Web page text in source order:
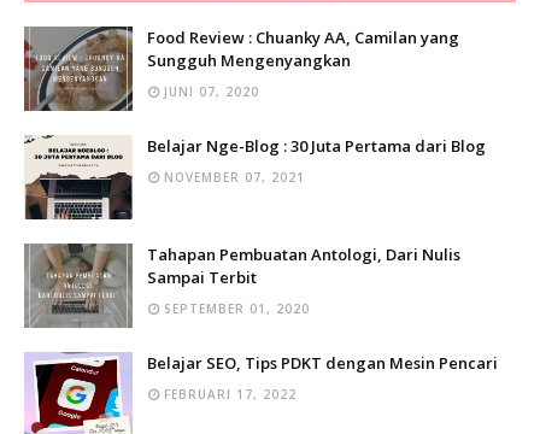
Food Review : Chuanky AA, Camilan yang
Sungguh Mengenyangkan
JUNI 07, 2020
Belajar Nge-Blog : 30 Juta Pertama dari Blog
NOVEMBER 07, 2021
Tahapan Pembuatan Antologi, Dari Nulis
Sampai Terbit
SEPTEMBER 01, 2020
Belajar SEO, Tips PDKT dengan Mesin Pencari
FEBRUARI 17, 2022